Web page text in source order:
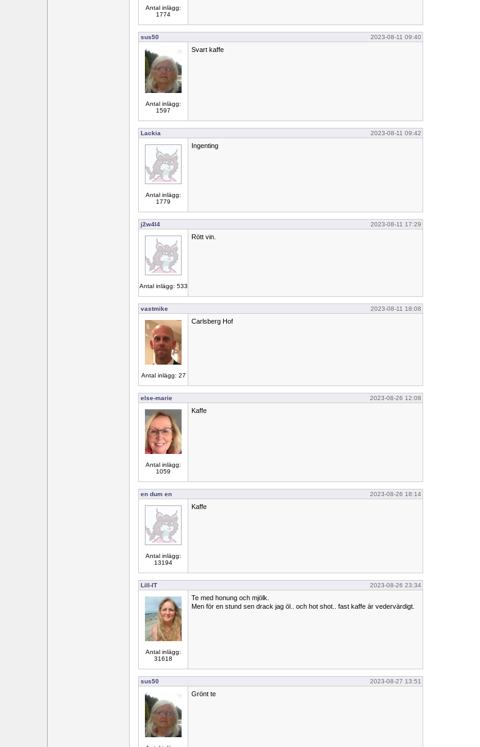
Antal inlägg:
1774
sus50 2023-08-11 09:40
Antal inlägg:
1597
Svart kaffe
Lackia 2023-08-11 09:42
Antal inlägg:
1779
Ingenting
j2w4l4 2023-08-11 17:29
Antal inlägg: 533
Rött vin.
vastmike 2023-08-11 18:08
Antal inlägg: 27
Carlsberg Hof
else-marie 2023-08-26 12:08
Antal inlägg:
1059
Kaffe
en dum en 2023-08-26 18:14
Antal inlägg:
13194
Kaffe
Lill-IT 2023-08-26 23:34
Antal inlägg:
31618
Te med honung och mjölk.
Men för en stund sen drack jag öl.. och hot shot.. fast kaffe är vedervärdigt.
sus50 2023-08-27 13:51
Grönt te